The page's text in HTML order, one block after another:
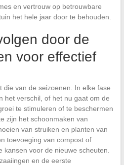
en vertrouw op betrouwbare
het hele jaar door te behouden.
door de
voor effectief
die van de seizoenen. In elke fase
het verschil, of het nu gaat om de
te stimuleren of te beschermen
zijn het schoonmaken van
van struiken en planten van
toevoeging van compost of
voor de nieuwe scheuten.
en de eerste